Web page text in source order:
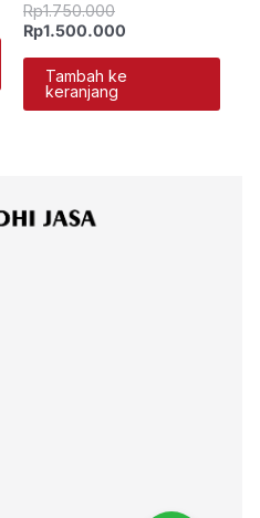
Rp1.750.000
Rp1.500.000
Tambah ke
keranjang